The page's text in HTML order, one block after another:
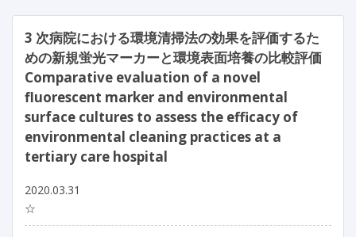
3 次病院における環境清掃法の効果を評価するた
めの新規蛍光マーカーと環境表面培養の比較評価
Comparative evaluation of a novel
fluorescent marker and environmental
surface cultures to assess the efficacy of
environmental cleaning practices at a
tertiary care hospital
2020.03.31
☆